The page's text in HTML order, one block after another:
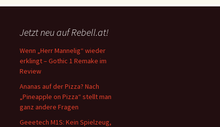
Jetzt neu auf Rebell.at!
Wenn „Herr Mannelig“ wieder
erklingt – Gothic 1 Remake im
Review
Ananas auf der Pizza? Nach
„Pineapple on Pizza“ stellt man
ganz andere Fragen
Geeetech M1S: Kein Spielzeug,